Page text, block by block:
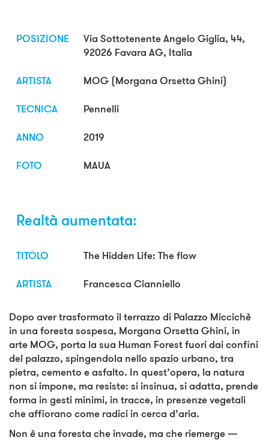
POSIZIONE
Via Sottotenente Angelo Giglia, 44,
92026 Favara AG, Italia
ARTISTA
MOG (Morgana Orsetta Ghini)
TECNICA
Pennelli
ANNO
2019
FOTO
MAUA
Realtà aumentata:
TITOLO
The Hidden Life: The flow
ARTISTA
Francesca Cianniello
Dopo aver trasformato il terrazzo di Palazzo Miccichè
in una foresta sospesa, Morgana Orsetta Ghini, in
arte MOG, porta la sua Human Forest fuori dai confini
del palazzo, spingendola nello spazio urbano, tra
pietra, cemento e asfalto. In quest’opera, la natura
non si impone, ma resiste: si insinua, si adatta, prende
forma in gesti minimi, in tracce, in presenze vegetali
che affiorano come radici in cerca d’aria.
Non è una foresta che invade, ma che riemerge —